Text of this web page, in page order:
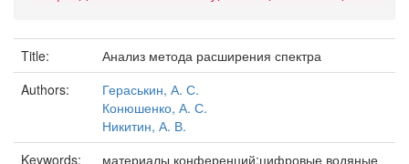
Title:
Анализ метода расширения спектра
Authors:
Гераськин, А. С.
Конюшенко, А. С.
Никитин, А. В.
Keywords:
материалы конференций;цифровые водяные